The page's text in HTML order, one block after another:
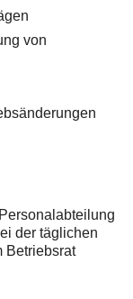
von
der täglichen
Betriebsrat